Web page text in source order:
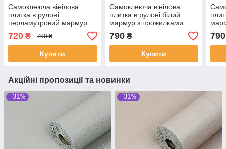
Самоклеюча вінілова
плитка в рулоні
перламутровий мармур
3000х600х2мм
720 ₴ 790 ₴
Купити
Самоклеюча вінілова
плитка в рулоні білий
мармур з прожилками
3000х600х2мм
790₴
Купити
790
Акційні пропозиції та новинки
–31% –31%